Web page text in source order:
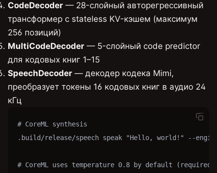
CodeDecoder — 28-слойный авторегрессивный
трансформер с stateless KV-кэшем (максимум
256 позиций)
MultiCodeDecoder — 5-слойный code predictor
для кодовых книг 1–15
SpeechDecoder — декодер кодека Mimi,
преобразует токены 16 кодовых книг в аудио 24
кГц
# CoreML synthesis
.build/release/speech speak "Hello, world!" --
# CoreML uses temperature 0.8 by default